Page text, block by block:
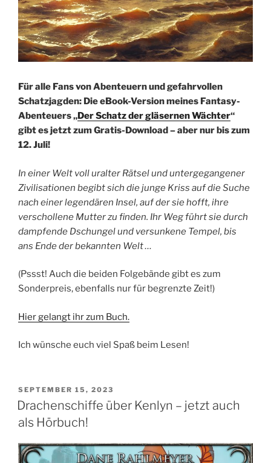
Für alle Fans von Abenteuern und gefahrvollen
Schatzjagden: Die eBook-Version meines Fantasy-
Abenteuers „Der Schatz der gläsernen Wächter“
gibt es jetzt zum Gratis-Download – aber nur bis zum
12. Juli!
In einer Welt voll uralter Rätsel und untergegangener
Zivilisationen begibt sich die junge Kriss auf die Suche
nach einer legendären Insel, auf der sie hofft, ihre
verschollene Mutter zu finden. Ihr Weg führt sie durch
dampfende Dschungel und versunkene Tempel, bis
ans Ende der bekannten Welt …
(Pssst! Auch die beiden Folgebände gibt es zum
Sonderpreis, ebenfalls nur für begrenzte Zeit!)
Hier gelangt ihr zum Buch.
Ich wünsche euch viel Spaß beim Lesen!
VERÖFFENTLICHT
AM
SEPTEMBER 15, 2023
Drachenschiffe über Kenlyn – jetzt auch
als Hörbuch!